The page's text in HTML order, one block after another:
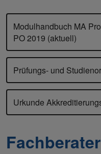
Modulhandbuch MA
PO 2019 (aktuell)
Prüfungs- und
Urkunde
Fachberater